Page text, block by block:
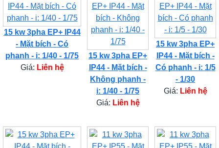
15 kw 3pha EP+ IP44
- Mặt bích - Có
phanh - i: 1/40 - 1/75
Giá: Liên hệ
15 kw 3pha EP+
IP44 - Mặt bích -
Không phanh -
i: 1/40 - 1/75
Giá: Liên hệ
15 kw 3pha EP+
IP44 - Mặt bích -
Có phanh - i: 1/5
- 1/30
Giá: Liên hệ